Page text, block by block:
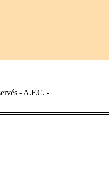
- A.F.C. -